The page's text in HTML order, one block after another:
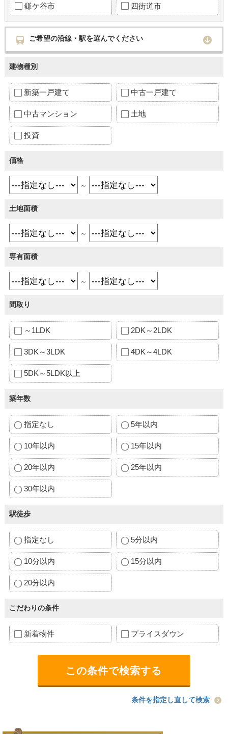
鎌ケ谷市 四街道市
ご希望の沿線・駅を選んでください
建物種別
新築一戸建て 中古一戸建て
中古マンション 土地
投資
価格
～
土地面積
～
専有面積
～
間取り
～1LDK 2DK～2LDK
3DK～3LDK 4DK～4LDK
5DK～5LDK以上
築年数
指定なし 5年以内
10年以内 15年以内
20年以内 25年以内
30年以内
駅徒歩
指定なし 5分以内
10分以内 15分以内
20分以内
こだわりの条件
新着物件 プライスダウン
条件を指定し直して検索